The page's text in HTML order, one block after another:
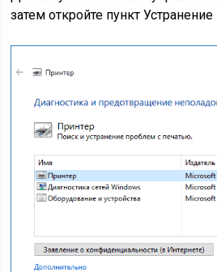
затем откройте пункт